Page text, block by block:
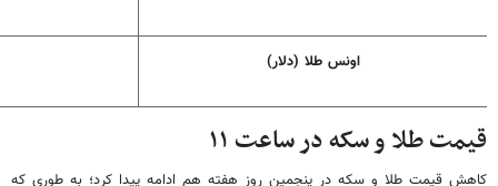
اونس طلا (دلار)
قیمت طلا و سکه در ساعت ۱۱
کاهش قیمت طلا و سکه در پنجمین روز هفته هم ادامه پیدا کرد؛ به طوری که